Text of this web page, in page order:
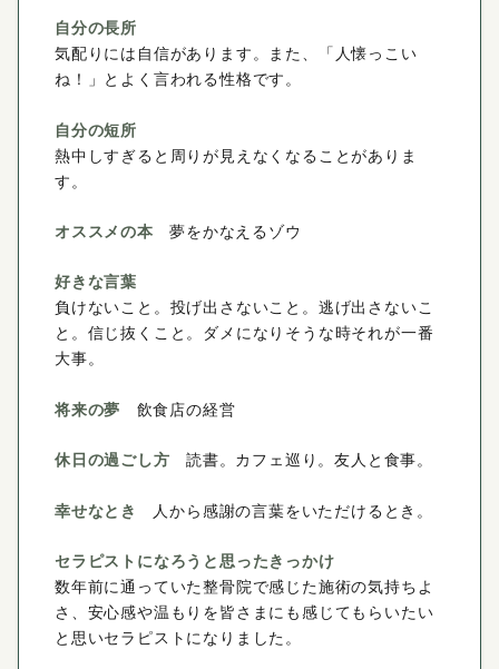
自分の長所
気配りには自信があります。また、「人懐っこい
ね！」とよく言われる性格です。
自分の短所
熱中しすぎると周りが見えなくなることがありま
す。
オススメの本 夢をかなえるゾウ
好きな言葉
負けないこと。投げ出さないこと。逃げ出さないこ
と。信じ抜くこと。ダメになりそうな時それが一番
大事。
将来の夢 飲食店の経営
休日の過ごし方 読書。カフェ巡り。友人と食事。
幸せなとき 人から感謝の言葉をいただけるとき。
セラピストになろうと思ったきっかけ
数年前に通っていた整骨院で感じた施術の気持ちよ
さ、安心感や温もりを皆さまにも感じてもらいたい
と思いセラピストになりました。